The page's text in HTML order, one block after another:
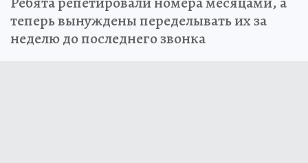
теперь вынуждены переделывать их за
неделю до последнего звонка